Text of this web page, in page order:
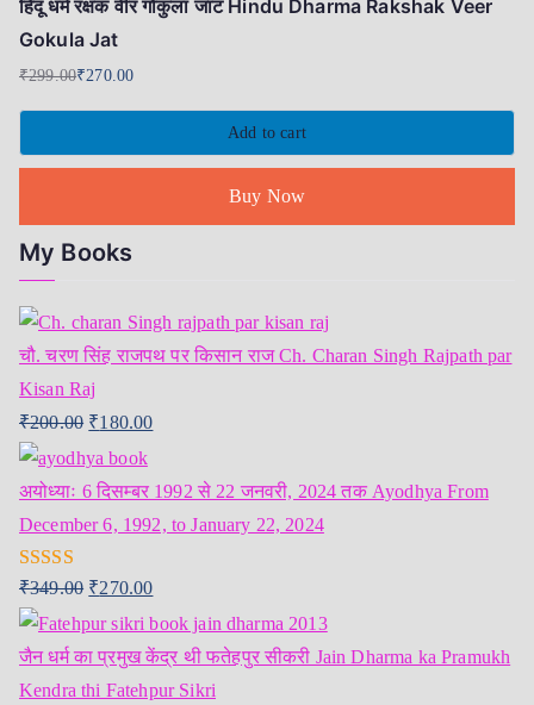
हिंदू धर्म रक्षक वीर गोकुला जाट Hindu Dharma Rakshak Veer
Gokula Jat
₹299.00₹270.00
Add to cart
Buy Now
My Books
चौ. चरण सिंह राजपथ पर किसान राज Ch. Charan Singh Rajpath par
Kisan Raj
₹200.00 ₹180.00
अयोध्याः 6 दिसम्बर 1992 से 22 जनवरी, 2024 तक Ayodhya From
December 6, 1992, to January 22, 2024
Rated5.00
out of 5
₹349.00 ₹270.00
जैन धर्म का प्रमुख केंद्र थी फतेहपुर सीकरी Jain Dharma ka Pramukh
Kendra thi Fatehpur Sikri